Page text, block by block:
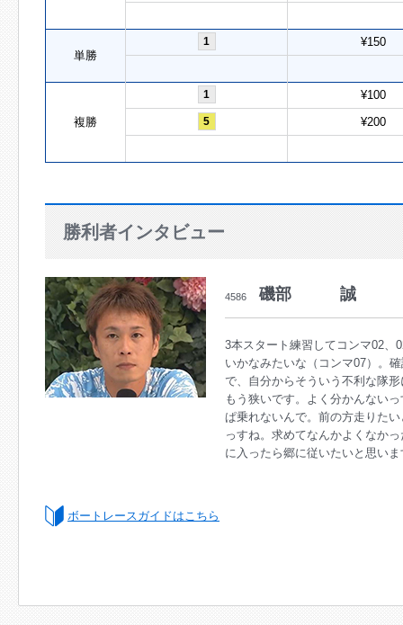
単勝
1 ¥150
複勝
1 ¥100
5 ¥200
勝利者インタビュー
4586 磯部 誠
3本スタート練習してコンマ02、
いかなみたいな（コンマ07）。
で、自分からそういう不利な隊
もう狭いです。よく分かんない
ぱ乗れないんで。前の方走りた
っすね。求めてなんかよくなか
に入ったら郷に従いたいと思い
ボートレースガイドはこちら